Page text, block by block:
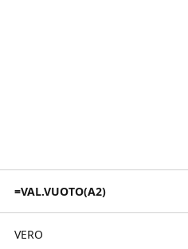
=VAL.VUOTO(A2)
VERO